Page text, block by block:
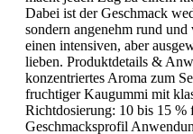
Dabei ist der Geschmack
sondern angenehm rund
einen intensiven, aber
lieben. Produktdetails &
konzentriertes Aroma zum
fruchtiger Kaugummi mit
Richtdosierung: 10 bis 15 %
Geschmacksprofil